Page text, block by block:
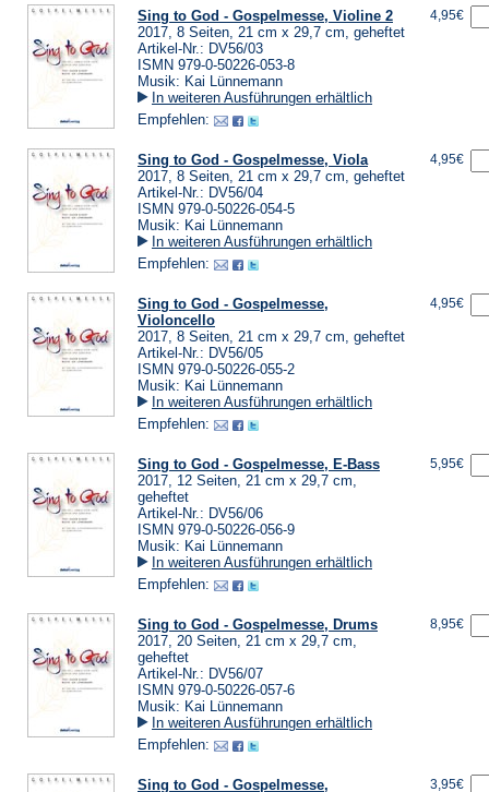
Sing to God - Gospelmesse, Violine 2
2017, 8 Seiten, 21 cm x 29,7 cm, geheftet
Artikel-Nr.: DV56/03
ISMN 979-0-50226-053-8
Musik: Kai Lünnemann
In weiteren Ausführungen erhältlich
Empfehlen:
4,95€
Sing to God - Gospelmesse, Viola
2017, 8 Seiten, 21 cm x 29,7 cm, geheftet
Artikel-Nr.: DV56/04
ISMN 979-0-50226-054-5
Musik: Kai Lünnemann
In weiteren Ausführungen erhältlich
Empfehlen:
4,95€
Sing to God - Gospelmesse,
Violoncello
2017, 8 Seiten, 21 cm x 29,7 cm, geheftet
Artikel-Nr.: DV56/05
ISMN 979-0-50226-055-2
Musik: Kai Lünnemann
In weiteren Ausführungen erhältlich
Empfehlen:
4,95€
Sing to God - Gospelmesse, E-Bass
2017, 12 Seiten, 21 cm x 29,7 cm,
geheftet
Artikel-Nr.: DV56/06
ISMN 979-0-50226-056-9
Musik: Kai Lünnemann
In weiteren Ausführungen erhältlich
Empfehlen:
5,95€
Sing to God - Gospelmesse, Drums
2017, 20 Seiten, 21 cm x 29,7 cm,
geheftet
Artikel-Nr.: DV56/07
ISMN 979-0-50226-057-6
Musik: Kai Lünnemann
In weiteren Ausführungen erhältlich
Empfehlen:
8,95€
Sing to God - Gospelmesse,
3,95€